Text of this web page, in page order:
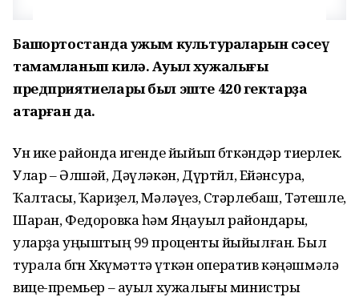
Башҡортостанда ужым культураларын сәсеү
тамамланып килә. Ауыл хужалығы
предприятиелары был эште 420 гектарҙа
атҡарған да.
Ун ике районда игенде йыйып бөткәндәр тиерлек.
Улар – Әлшәй, Дәүләкән, Дүртөйлө, Ейәнсура,
Ҡалтасы, Ҡариҙел, Мәләүез, Стәрлебаш, Тәтешле,
Шаран, Федоровка һәм Яңауыл райондары,
уларҙа уңыштың 99 проценты йыйылған. Был
турала бөгөн Хөкүмәттә үткән оператив кәңәшмәлә
вице-премьер – ауыл хужалығы министры